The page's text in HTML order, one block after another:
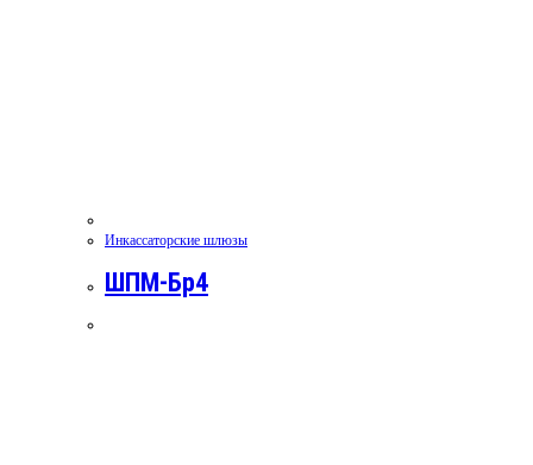
Инкассаторские шлюзы
ШПМ-Бр4